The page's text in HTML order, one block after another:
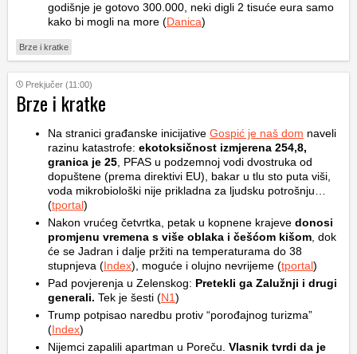
godišnje je gotovo 300.000, neki digli 2 tisuće eura samo
kako bi mogli na more (Danica)
Brze i kratke
Prekjučer (11:00)
Brze i kratke
Na stranici građanske inicijative Gospić je naš dom naveli
razinu katastrofe: ekotoksičnost izmjerena 254,8,
granica je 25 , PFAS u podzemnoj vodi dvostruka od
dopuštene (prema direktivi EU), bakar u tlu sto puta viši,
voda mikrobiološki nije prikladna za ljudsku potrošnju…
(tportal)
Nakon vrućeg četvrtka, petak u kopnene krajeve donosi
promjenu vremena s više oblaka i češćom kišom , dok
će se Jadran i dalje pržiti na temperaturama do 38
stupnjeva (Index), moguće i olujno nevrijeme (tportal)
Pad povjerenja u Zelenskog: Pretekli ga Zalužnji i drugi
generali. Tek je šesti (N1)
Trump potpisao naredbu protiv “porođajnog turizma”
(Index)
Nijemci zapalili apartman u Poreču. Vlasnik tvrdi da je